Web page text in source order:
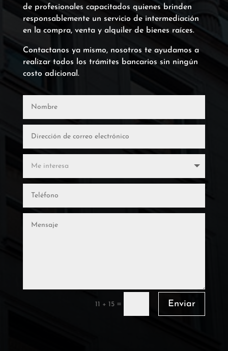
de profesionales capacitados quienes brinden
responsablemente un servicio de intermediación
en la compra, venta y alquiler de bienes raíces.
Contactanos ya mismo, nosotros te ayudamos a
realizar todos los trámites bancarios sin ningún
costo adicional.
11 + 15 = Enviar